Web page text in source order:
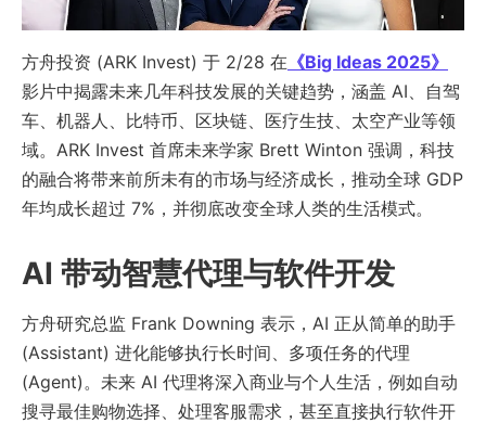
方舟投资 (ARK Invest) 于 2/28 在 《Big Ideas 2025》
影片中揭露未来几年科技发展的关键趋势，涵盖 AI、自驾
车、机器人、比特币、区块链、医疗生技、太空产业等领
域。ARK Invest 首席未来学家 Brett Winton 强调，科技
的融合将带来前所未有的市场与经济成长，推动全球 GDP
年均成长超过 7%，并彻底改变全球人类的生活模式。
AI 带动智慧代理与软件开发
方舟研究总监 Frank Downing 表示，AI 正从简单的助手
(Assistant) 进化能够执行长时间、多项任务的代理
(Agent)。未来 AI 代理将深入商业与个人生活，例如自动
搜寻最佳购物选择、处理客服需求，甚至直接执行软件开